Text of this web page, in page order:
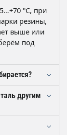
°C, при
резины,
выше или
под
при
А. Выбор
или
другим
а не только